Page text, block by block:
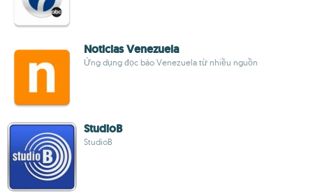
Noticias Venezuela
Ứng dụng đọc báo Venezuela từ nhiều nguồn
StudioB
StudioB